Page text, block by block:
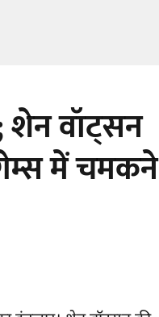
शेन वॉट्सन
में चमकने